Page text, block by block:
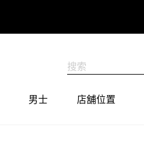
男士 店舖位置